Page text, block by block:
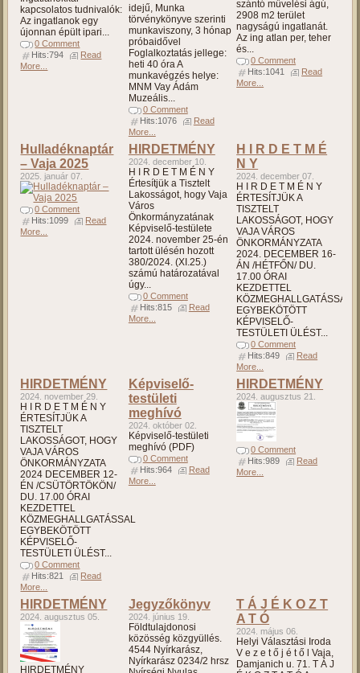
kapcsolatos tudnivalók:
Az ingatlanok egy
újonnan épült ipari...
0 Comment
Hits:794
Read
More...
idejű, Munka
törvénykönyve szerinti
munkaviszony, 3 hónap
próbaidővel
Foglalkoztatás jellege:
heti 40 óra A
munkavégzés helye:
MNM Vay Ádám
Muzeális...
0 Comment
Hits:1076
Read
More...
szántó művelési ágú,
2908 m2 terület
nagyságú ingatlanát.
Az ing atlan per, teher
és...
0 Comment
Hits:1041
Read
More...
Hulladéknaptár
– Vaja 2025
2025. január 07.
0 Comment
Hits:1099
Read
More...
HIRDETMÉNY
2024. december 10.
H I R D E T M É N Y
Értesítjük a Tisztelt
Lakosságot, hogy Vaja
Város
Önkormányzatának
Képviselő-testülete
2024. november 25-én
tartott ülésén hozott
380/2024. (XI.25.)
számú határozatával
úgy...
0 Comment
Hits:815
Read
More...
H I R D E T M É
N Y
2024. december 07.
H I R D E T M É N Y
ÉRTESÍTJÜK A
TISZTELT
LAKOSSÁGOT, HOGY
VAJA VÁROS
ÖNKORMÁNYZATA
2024. DECEMBER 16-
ÁN /HÉTFŐN/ DU.
17.00 ÓRAI
KEZDETTEL
KÖZMEGHALLGATÁSSAL
EGYBEKÖTÖTT
KÉPVISELŐ-
TESTÜLETI ÜLÉST...
0 Comment
Hits:849
Read
More...
HIRDETMÉNY
2024. november 29.
H I R D E T M É N Y
ÉRTESÍTJÜK A
TISZTELT
LAKOSSÁGOT, HOGY
VAJA VÁROS
ÖNKORMÁNYZATA
2024 DECEMBER 12-
ÉN /CSÜTÖRTÖKÖN/
DU. 17.00 ÓRAI
KEZDETTEL
KÖZMEGHALLGATÁSSAL
EGYBEKÖTÖTT
KÉPVISELŐ-
TESTÜLETI ÜLÉST...
0 Comment
Hits:821
Read
More...
Képviselő-
testületi
meghívó
2024. október 02.
Képviselő-testületi
meghívó (PDF)
0 Comment
Hits:964
Read
More...
HIRDETMÉNY
2024. augusztus 21.
0 Comment
Hits:989
Read
More...
HIRDETMÉNY
2024. augusztus 05.
HIRDETMÉNY
Jegyzőkönyv
2024. június 19.
Földtulajdonosi
közösség közgyüllés.
4544 Nyírkarász,
Nyírkarász 0234/2 hrsz
T Á J É K O Z T
A T Ó
2024. május 06.
Helyi Választási Iroda
V e z e t ő j é t ő l Vaja,
Damjanich u. 71. T Á J